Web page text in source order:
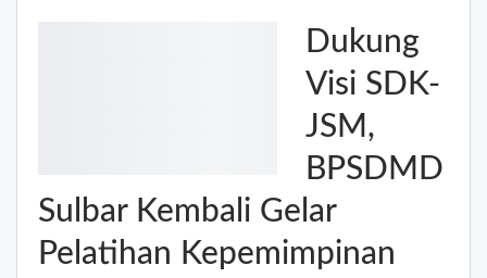
Dukung
Visi SDK-
JSM,
BPSDMD
Sulbar Kembali Gelar
Pelatihan Kepemimpinan